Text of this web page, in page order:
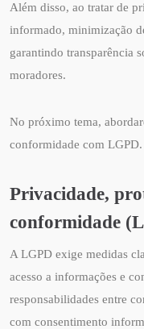
Além disso, ao tratar de
informado, minimização
garantindo transparência
moradores.
No próximo tema,
conformidade com LGPD.
Privacidade,
conformidade
A LGPD exige medidas
acesso a informações e
responsabilidades entre
com consentimento